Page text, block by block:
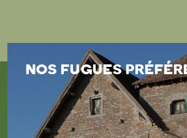
NOS FUGUES